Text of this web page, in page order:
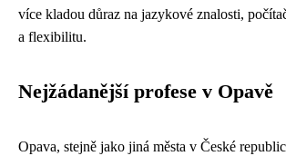
více kladou důraz na jazykové znalosti,
a flexibilitu.
Nejžádanější profese v Opavě
Opava, stejně jako jiná města v České